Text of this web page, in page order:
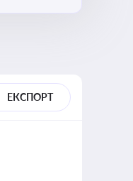
ЕКСПОРТ